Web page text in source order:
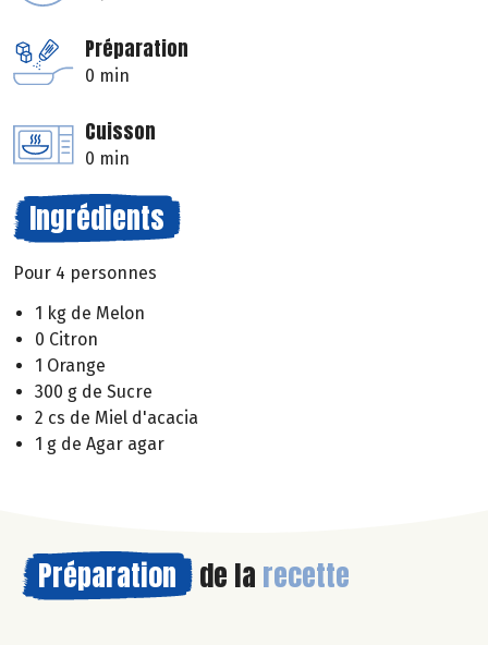
Préparation
0 min
Cuisson
0 min
Ingrédients
Pour 4 personnes
1 kg de Melon
0 Citron
1 Orange
300 g de Sucre
2 cs de Miel d'acacia
1 g de Agar agar
Préparation de la recette